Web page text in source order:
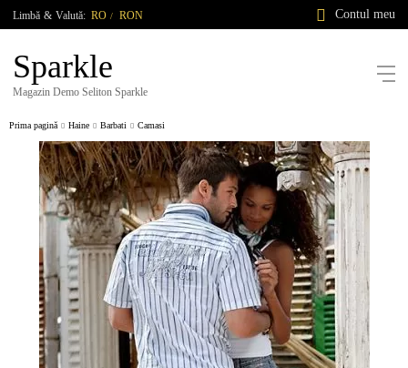
Limbă & Valută: RO / RON Contul meu
Sparkle
Magazin Demo Seliton Sparkle
Prima pagină Haine Barbati Camasi